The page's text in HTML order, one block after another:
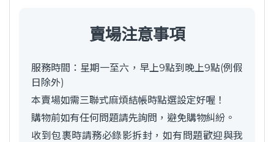
賣場注意事項
服務時間：星期一至六，早上9點到晚上9點(例假
日除外)
本賣場如需三聯式麻煩結帳時點選設定好喔！
購物前如有任何問題請先詢問，避免購物糾紛。
收到包裹時請務必錄影拆封，如有問題歡迎與我